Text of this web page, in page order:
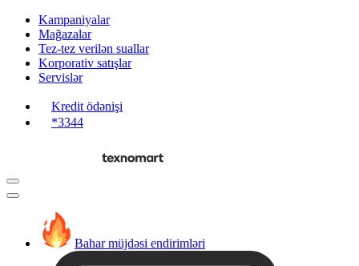
Kampaniyalar
Mağazalar
Tez-tez verilən suallar
Korporativ satışlar
Servislər
Kredit ödənişi
*3344
Bahar müjdəsi endirimləri